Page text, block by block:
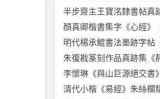
半步齋主王寶洺隸書帖真
顏真卿楷書集字《心經》
朱復戡篆刻作品真跡集《
李懷琳《與山巨源絕交書
清代小楷《易經》朱絲欄